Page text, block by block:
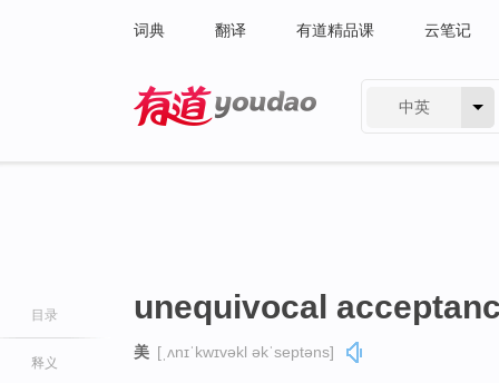
词典 翻译 有道精品课 云笔记
中英
目录
释义
unequivocal
美 [ˌʌnɪˈkwɪvəkl əkˈseptəns]